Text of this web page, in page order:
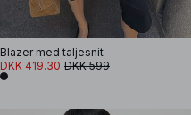
Blazer med taljesnit
DKK 419.30 DKK 599